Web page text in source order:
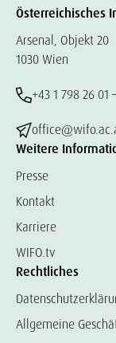
Österreichisches
Arsenal, Objekt 20
1030 Wien
+43 1 798 26 01
Weitere
Presse
Kontakt
Karriere
WIFO.tv
Rechtliches
Allgemeine